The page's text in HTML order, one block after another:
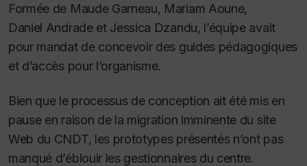
Formée de Maude Garneau, Mariam Aoune,
Daniel Andrade et Jessica Dzandu, l’équipe avait
pour mandat de concevoir des guides pédagogiques
et d’accès pour l’organisme.
Bien que le processus de conception ait été mis en
pause en raison de la migration imminente du site
Web du CNDT, les prototypes présentés n’ont pas
manqué d’éblouir les gestionnaires du centre.